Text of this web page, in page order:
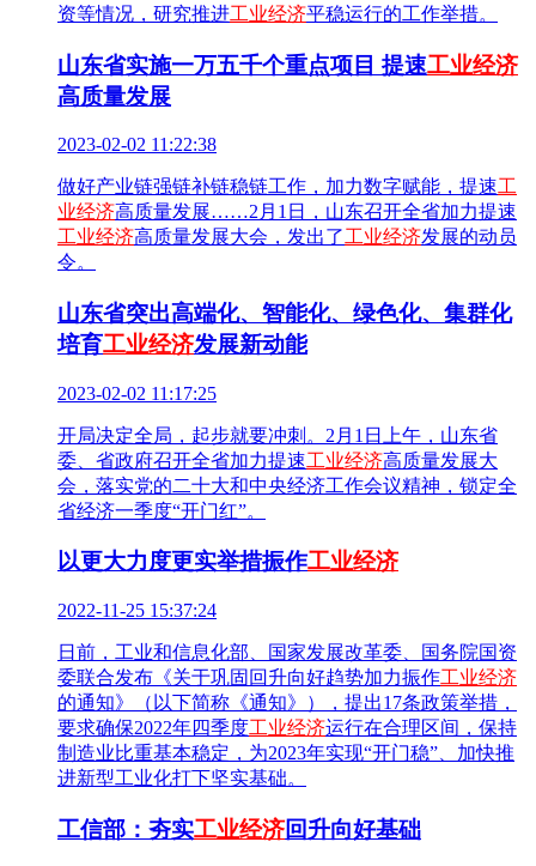
资等情况，研究推进工业经济平稳运行的工作举措。
山东省实施一万五千个重点项目 提速工业经济
高质量发展
2023-02-02 11:22:38
做好产业链强链补链稳链工作，加力数字赋能，提速工
业经济高质量发展……2月1日，山东召开全省加力提速
工业经济高质量发展大会，发出了工业经济发展的动员
令。
山东省突出高端化、智能化、绿色化、集群化
培育工业经济发展新动能
2023-02-02 11:17:25
开局决定全局，起步就要冲刺。2月1日上午，山东省
委、省政府召开全省加力提速工业经济高质量发展大
会，落实党的二十大和中央经济工作会议精神，锁定全
省经济一季度“开门红”。
以更大力度更实举措振作工业经济
2022-11-25 15:37:24
日前，工业和信息化部、国家发展改革委、国务院国资
委联合发布《关于巩固回升向好趋势加力振作工业经济
的通知》（以下简称《通知》），提出17条政策举措，
要求确保2022年四季度工业经济运行在合理区间，保持
制造业比重基本稳定，为2023年实现“开门稳”、加快推
进新型工业化打下坚实基础。
工信部：夯实工业经济回升向好基础